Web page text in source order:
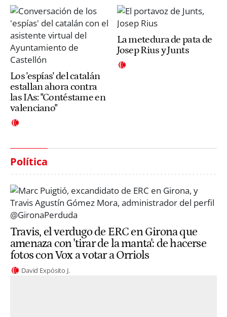
Los 'espías' del catalán
estallan ahora contra
las IAs: "Contéstame en
valenciano"
La metedura de pata de
Josep Rius y Junts
Política
Travis, el verdugo de ERC en Girona que
amenaza con 'tirar de la manta': de hacerse
fotos con Vox a votar a Orriols
David Expósito J.